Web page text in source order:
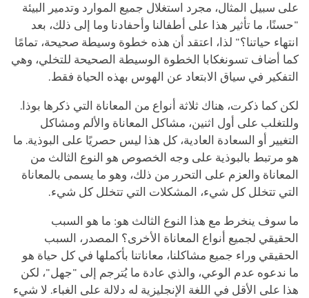
على سبيل المثال، مجرد استغلال جميع الموارد وتدمير البيئة
"حسنًا، ما تأثير هذا على أطفالنا وأحفادنا وما إلى ذلك، بعد
انتهاء حياتنا؟" لذا، اعتقد أن هذه خطوة وسيطة صحيحة، تمامًا
كما أضاف تسونغكابا الخطوة الوسيطة الصحيحة للتخلي، وهي
التفكير في سياق الابتعاد عن الهوس بهذه الحياة فقط.
لكن كما ذكرت، هناك ثلاثة أنواع من المعاناة التي ذكرها بوذا.
وللتغلب على أول اثنين، مشاكل المعاناة والألم ومشاكل
التغيير أو السعادة العادية، كل هذا ليس حصريًا على البوذية. ما
هو مرتبط بالبوذية على وجه الخصوص هو النوع الثالث من
المعاناة والعزم على التحرر من ذلك، وهو ما يسمى بالمعاناة
التي تتخلل كل شيء، المشكلات التي تتخلل كل شيء.
ما سوف ينخرط مع هذا النوع الثالث هو: ما هو السبب
الحقيقي لجميع أنواع المعاناة الأخرى؟ المصدر، السبب
الحقيقي وراء جميع مشاكلنا، معاناتنا بأكملها في كل حياة هو
ما ندعوه عدم الوعي، والذي عادة ما يُترجم إلى "جهل"، لكن
هذا على الأقل في اللغة الإنجليزية له دلالة على الغباء. لا شيء